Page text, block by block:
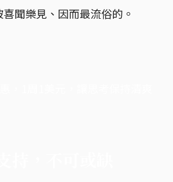
聞樂見、因而最流俗的。